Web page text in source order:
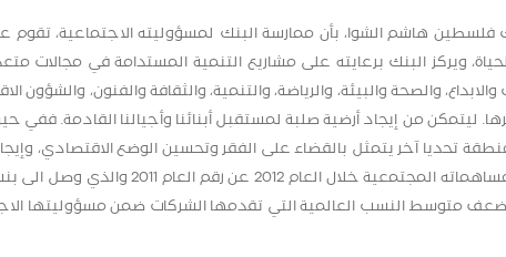
فلسطين هاشم الشوا، بأن ممارسة البنك لمسؤوليته الاجتماعية، تقوم
ويركز البنك برعايته على مشاريع التنمية المستدامة في مجالات
والصحة والبيئة، والرياضة، والتنمية، والثقافة والفنون، والشؤون
ليتمكن من إيجاد أرضية صلبة لمستقبل أبنائنا وأجيالنا القادمة. ففي
تحديا آخر يتمثل بالقضاء على الفقر وتحسين الوضع الاقتصادي،
ضعف متوسط النسب العالمية التي تقدمها الشركات ضمن مسؤوليتها